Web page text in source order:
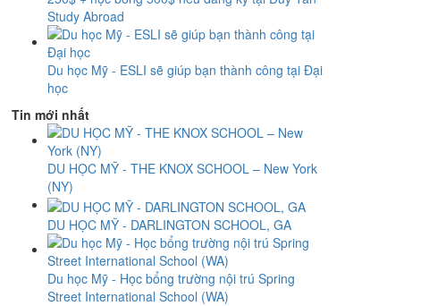
Study Abroad
Du học Mỹ - ESLI sẽ giúp bạn thành công tại Đại
học
Tin mới nhất
DU HỌC MỸ - THE KNOX SCHOOL – New York
(NY)
DU HỌC MỸ - DARLINGTON SCHOOL, GA
Du học Mỹ - Học bổng trường nội trú Spring
Street International School (WA)